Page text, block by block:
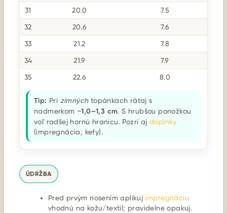
31 20.0 7.5
32 20.6 7.6
33 21.2 7.8
34 21.9 7.9
35 22.6 8.0
Tip: Pri zimnýchtopánkach rátaj s
nadmerkom ~1,0–1,3 cm. S hrubšou ponožkou
voľ radšej hornú hranicu. Pozri aj doplnky
(impregnácia, kefy).
ÚDRŽBA
Pred prvým nosením aplikuj impregnáciu
vhodnú na kožu/textil; pravidelne opakuj.